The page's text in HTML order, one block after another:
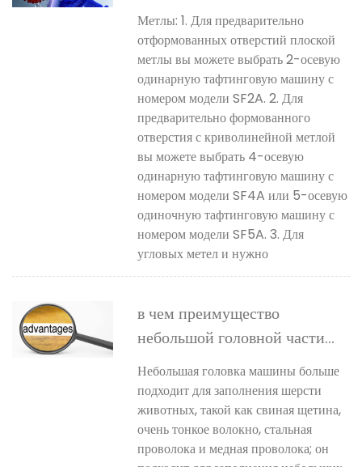
щеток в соответствии с
различными щетками?
Метлы: 1. Для предварительно
отформованных отверстий плоской
метлы вы можете выбрать 2-осевую
одинарную тафтинговую машину с
номером модели SF2A. 2. Для
предварительно формованного
отверстия с криволинейной метлой
вы можете выбрать 4-осевую
одинарную тафтинговую машину с
номером модели SF4A или 5-осевую
одиночную тафтинговую машину с
номером модели SF5A. 3. Для
угловых метел и нужно
в чем преимущество
небольшой головной части
машины?
Небольшая головка машины больше
подходит для заполнения шерсти
животных, такой как свиная щетина,
очень тонкое волокно, стальная
проволока и медная проволока; он